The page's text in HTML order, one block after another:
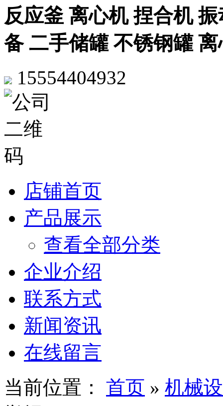
反应釜 离心机 捏合机
备 二手储罐 不锈钢罐
15554404932
店铺首页
产品展示
查看全部分类
企业介绍
联系方式
新闻资讯
在线留言
当前位置： 首页 » 机械